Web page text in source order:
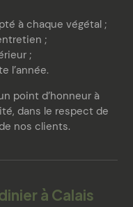
à chaque végétal ;
;
;
l’année.
point d’honneur à
dans le respect de
nos clients.
à Calais